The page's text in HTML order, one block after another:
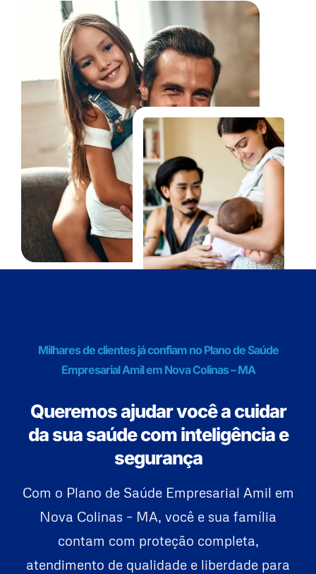
Milhares de clientes já confiam no Plano de Saúde
Empresarial Amil em Nova Colinas – MA
Queremos ajudar você a cuidar
da sua saúde com inteligência e
segurança
Com o Plano de Saúde Empresarial Amil em
Nova Colinas – MA, você e sua família
contam com proteção completa,
atendimento de qualidade e liberdade para